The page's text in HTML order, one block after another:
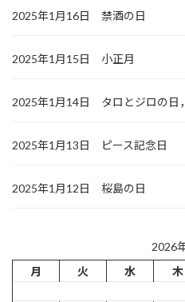
2025年1月16日 禁酒の日
2025年1月15日 小正月
2025年1月14日 タロとジロの日
2025年1月13日 ピース記念日
2025年1月12日 桜島の日
2026
月
火 水 木